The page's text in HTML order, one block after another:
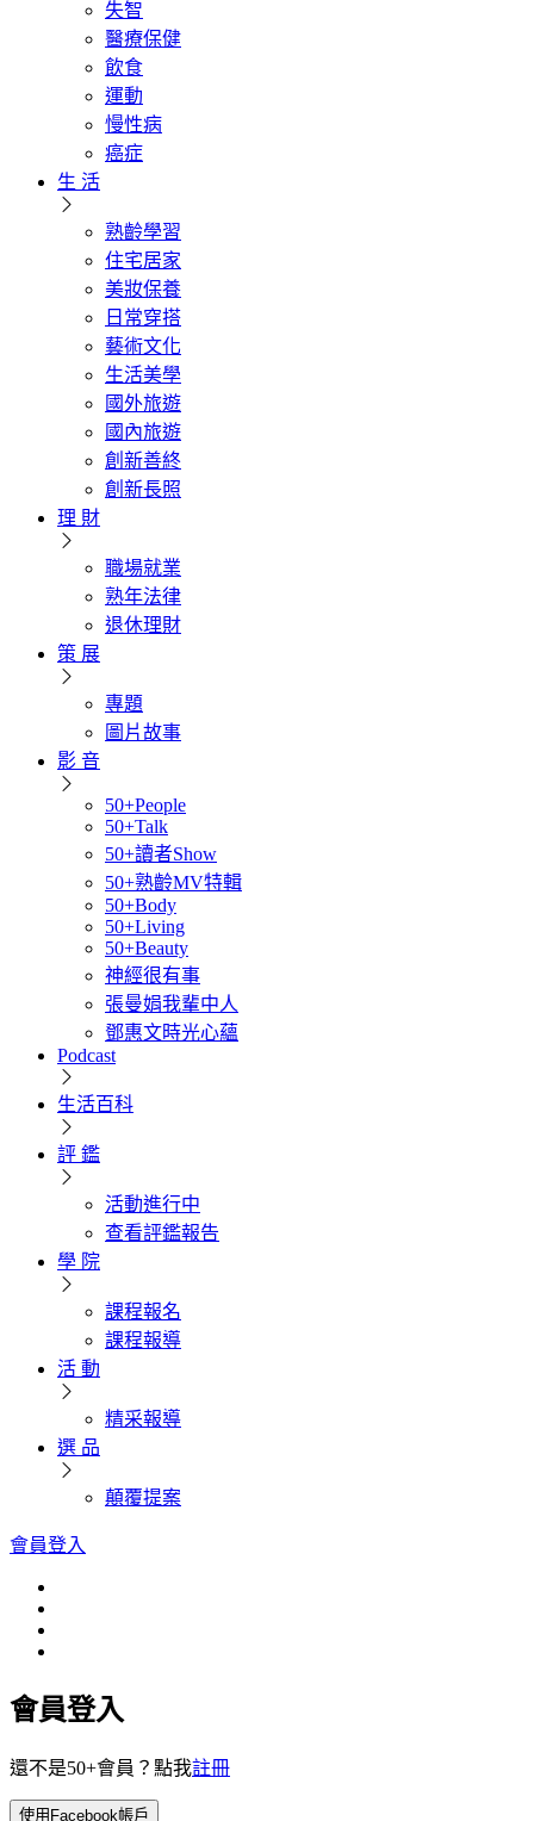
失智
醫療保健
飲食
運動
慢性病
癌症
生 活
熟齡學習
住宅居家
美妝保養
日常穿搭
藝術文化
生活美學
國外旅遊
國內旅遊
創新善終
創新長照
理 財
職場就業
熟年法律
退休理財
策 展
專題
圖片故事
影 音
50+People
50+Talk
50+讀者Show
50+熟齡MV特輯
50+Body
50+Living
50+Beauty
神經很有事
張曼娟我輩中人
鄧惠文時光心蘊
Podcast
生活百科
評 鑑
活動進行中
查看評鑑報告
學 院
課程報名
課程報導
活 動
精采報導
選 品
顛覆提案
會員登入
會員登入
還不是50+會員？點我註冊
使用Facebook帳戶